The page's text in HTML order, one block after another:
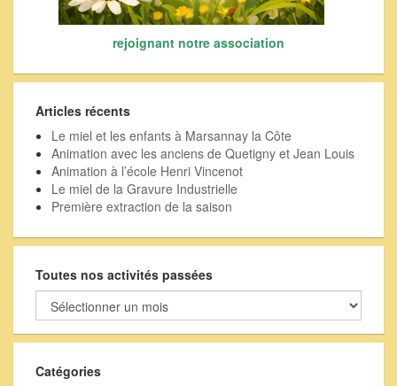
rejoignant notre association
Articles récents
Le miel et les enfants à Marsannay la Côte
Animation avec les anciens de Quetigny et Jean Louis
Animation à l’école Henri Vincenot
Le miel de la Gravure Industrielle
Première extraction de la saison
Toutes nos activités passées
Toutes
nos
activités
Catégories